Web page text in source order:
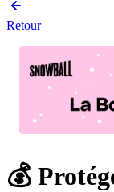
Retour
💰